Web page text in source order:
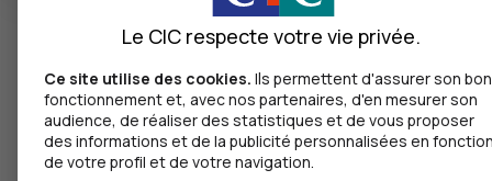
Le CIC respecte votre vie privée.
Ce site utilise des cookies. Ils permettent d'assurer son bon
fonctionnement et, avec nos partenaires, d'en mesurer son
audience, de réaliser des statistiques et de vous proposer
des informations et de la publicité personnalisées en
de votre profil et de votre navigation.